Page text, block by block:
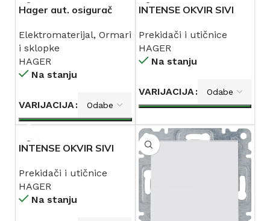
Hager aut. osigurač
Elektromaterijal, Ormari
i sklopke
HAGER
Na stanju
VARIJACIJA
INTENSE OKVIR SIVI
HAGER
Prekidači i utičnice
HAGER
Na stanju
VARIJACIJA
INTENSE OKVIR SIVI
Prekidači i utičnice
HAGER
Na stanju